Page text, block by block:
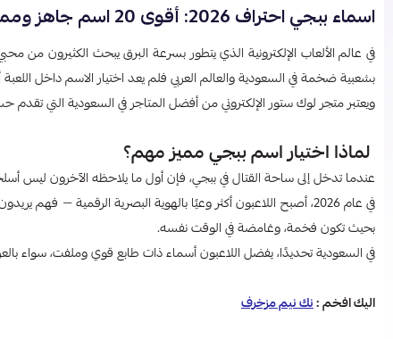
اسماء ببجي احتراف 2026: أقوى 20 اسم جاهز ومميز
في عالم الألعاب الإلكترونية الذي يتطور بسرعة البرق يبحث الكثيرون من
بشعبية ضخمة في السعودية والعالم العربي فلم يعد اختيار الاسم داخل
ويعتبر متجر لوك ستور الإلكتروني من أفضل المتاجر في السعودية التي تقدم
لماذا اختيار اسم ببجي مميز مهم؟
عندما تدخل إلى ساحة القتال في ببجي، فإن أول ما يلاحظه الآخرون ليس
في عام 2026، أصبح اللاعبون أكثر وعيًا بالهوية البصرية الرقمية — فهم يريدون أن يكونوا مميزين حتى في اسمهم لذلك تجد المنافسة شديدة في ابتكار اسماء ببجي احتراف
بحيث تكون فخمة، وغامضة في الوقت نفسه.
في السعودية تحديدًا، يفضل اللاعبون أسماء ذات طابع قوي وملفت، سواء
اليك افخم :نك نيم مزخرف​